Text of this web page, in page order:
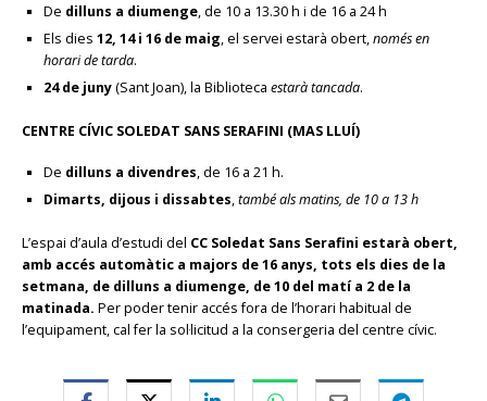
De dilluns a diumenge, de 10 a 13.30 h i de 16 a 24 h
Els dies 12, 14 i 16 de maig, el servei estarà obert,només en
horari de tarda.
24 de juny(Sant Joan), la Biblioteca estarà tancada.
CENTRE CÍVIC SOLEDAT SANS SERAFINI (MAS LLUÍ)
De dilluns a divendres, de 16 a 21 h.
Dimarts, dijous i dissabtes,també als matins, de 10 a 13 h
L’espai d’aula d’estudi del CC Soledat Sans Serafini estarà obert,
amb accés automàtic a majors de 16 anys, tots els dies de la
setmana, de dilluns a diumenge, de 10 del matí a 2 de la
matinada. Per poder tenir accés fora de l’horari habitual de
l’equipament, cal fer la sol·licitud a la consergeria del centre cívic.